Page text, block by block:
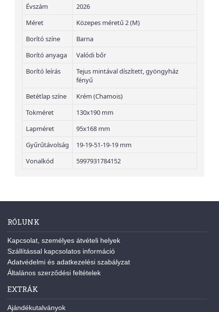
Évszám
2026
Méret
Közepes méretű 2 (M)
Borító színe
Barna
Borító anyaga
Valódi bőr
Borító leírás
Tejus mintával díszített, gyöngyház
fényű
Betétlap színe
Krém (Chamois)
Tokméret
130x190 mm
Lapméret
95x168 mm
Gyűrűtávolság
19-19-51-19-19 mm
Vonalkód
5997931784152
RÓLUNK
Kapcsolat, személyes átvételi helyek
Szállítással kapcsolatos információ
Adatvédelmi és adatkezelési szabályzat
Általános szerződési feltételek
EXTRÁK
Ajándékutalványok